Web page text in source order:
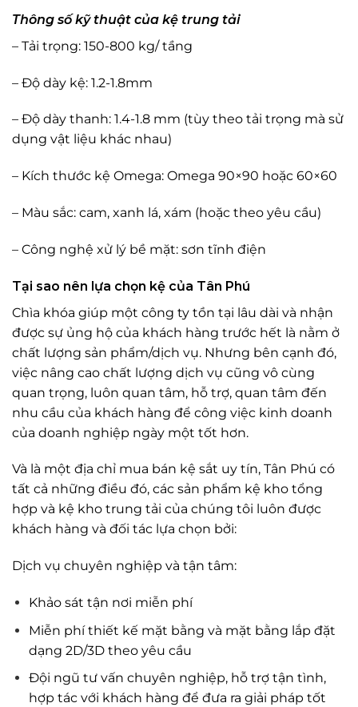
Thông số kỹ thuật của kệ trung tải
– Tải trọng: 150-800 kg/ tầng
– Độ dày kệ: 1.2-1.8mm
– Độ dày thanh: 1.4-1.8 mm (tùy theo tải trọng mà sử
dụng vật liệu khác nhau)
– Kích thước kệ Omega: Omega 90×90 hoặc 60×60
– Màu sắc: cam, xanh lá, xám (hoặc theo yêu cầu)
– Công nghệ xử lý bề mặt: sơn tĩnh điện
Tại sao nên lựa chọn kệ của Tân Phú
Chìa khóa giúp một công ty tồn tại lâu dài và nhận
được sự ủng hộ của khách hàng trước hết là nằm ở
chất lượng sản phẩm/dịch vụ. Nhưng bên cạnh đó,
việc nâng cao chất lượng dịch vụ cũng vô cùng
quan trọng, luôn quan tâm, hỗ trợ, quan tâm đến
nhu cầu của khách hàng để công việc kinh doanh
của doanh nghiệp ngày một tốt hơn.
Và là một địa chỉ mua bán kệ sắt uy tín, Tân Phú có
tất cả những điều đó, các sản phẩm kệ kho tổng
hợp và kệ kho trung tải của chúng tôi luôn được
khách hàng và đối tác lựa chọn bởi:
Dịch vụ chuyên nghiệp và tận tâm:
Khảo sát tận nơi miễn phí
Miễn phí thiết kế mặt bằng và mặt bằng lắp đặt
dạng 2D/3D theo yêu cầu
Đội ngũ tư vấn chuyên nghiệp, hỗ trợ tận tình,
hợp tác với khách hàng để đưa ra giải pháp tốt